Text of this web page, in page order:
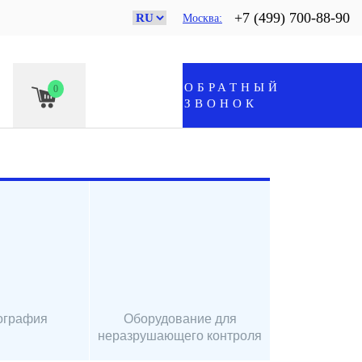
Москва +7 (499) 700-88-90
0
ОБРАТНЫЙ
ЗВОНОК
Оборудование для
неразрушающего контроля